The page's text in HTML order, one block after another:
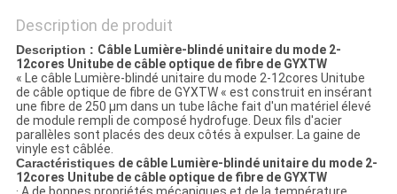
Description de produit
Description : Câble Lumière-blindé unitaire du mode 2-
12cores Unitube de câble optique de fibre de GYXTW
« Le câble Lumière-blindé unitaire du mode 2-12cores Unitube
de câble optique de fibre de GYXTW « est construit en insérant
une fibre de 250 μm dans un tube lâche fait d'un matériel élevé
de module rempli de composé hydrofuge. Deux fils d'acier
parallèles sont placés des deux côtés à expulser. La gaine de
vinyle est câblée.
Caractéristiques de câble Lumière-blindé unitaire du mode 2-
12cores Unitube de câble optique de fibre de GYXTW